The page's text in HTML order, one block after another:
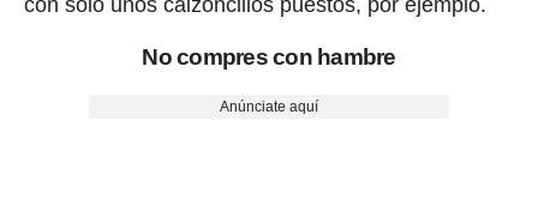
con solo unos calzoncillos puestos, por ejemplo.
No compres con hambre
Anúnciate aquí